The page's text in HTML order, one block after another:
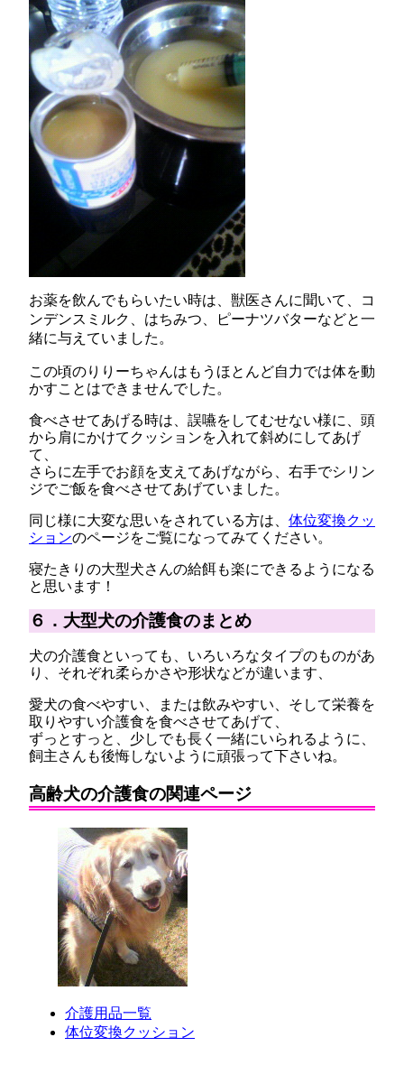
お薬を飲んでもらいたい時は、獣医さんに聞いて、コ
ンデンスミルク、はちみつ、ピーナツバターなどと一
緒に与えていました。
この頃のりりーちゃんはもうほとんど自力では体を動
かすことはできませんでした。
食べさせてあげる時は、誤嚥をしてむせない様に、頭
から肩にかけてクッションを入れて斜めにしてあげ
て、
さらに左手でお顔を支えてあげながら、右手でシリン
ジでご飯を食べさせてあげていました。
同じ様に大変な思いをされている方は、 体位変換クッ
ションのページをご覧になってみてください。
寝たきりの大型犬さんの給餌も楽にできるようになる
と思います！
６．大型犬の介護食のまとめ
犬の介護食といっても、いろいろなタイプのものがあ
り、それぞれ柔らかさや形状などが違います、
愛犬の食べやすい、または飲みやすい、そして栄養を
取りやすい介護食を食べさせてあげて、
ずっとすっと、少しでも長く一緒にいられるように、
飼主さんも後悔しないように頑張って下さいね。
高齢犬の介護食の関連ページ
介護用品一覧
体位変換クッション